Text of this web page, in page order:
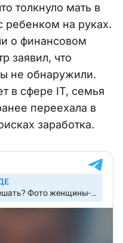
толкнуло мать в
ребенком на руках.
о финансовом
заявил, что
не обнаружили.
в сфере IT, семья
переехала в
заработка.